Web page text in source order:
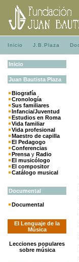
Inicio J.B.Plaza
Inicio
Juan Bautista Plaza
Biografía
Cronología
Sus familiares
Infancia/Juventud
Estudios en Roma
Vida familiar
Vida profesional
Maestro de capilla
El Pedagogo
Conferencias
Prensa y Radio
El musicólogo
El compositor
Catálogo musical
Documental
Documental
El Lenguaje de la
Música
Lecciones populares
sobre música